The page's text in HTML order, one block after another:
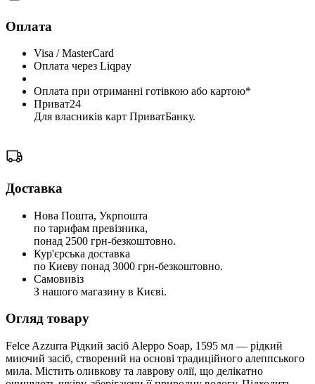
Оплата
Visa / MasterCard
Оплата через Liqpay
Оплата при отриманні готівкою або картою*
Приват24
Для власників карт ПриватБанку.
Доставка
Нова Пошта, Укрпошта
по тарифам превізника,
понад 2500 грн-безкоштовно.
Кур'єрська доставка
по Киеву понад 3000 грн-безкоштовно.
Самовивіз
З нашого магазину в Києві.
Огляд товару
Felce Azzurra Рідкий засіб Aleppo Soap, 1595 мл — рідкий
миючий засіб, створений на основі традиційного алеппського
мила. Містить оливкову та лаврову олії, що делікатно